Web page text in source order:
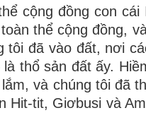
cộng đồng con
thể cộng đồng,
tôi đã vào đất, nơi
thổ sản đất ấy.
và chúng tôi đã
Hit-tit, Giơbusi và